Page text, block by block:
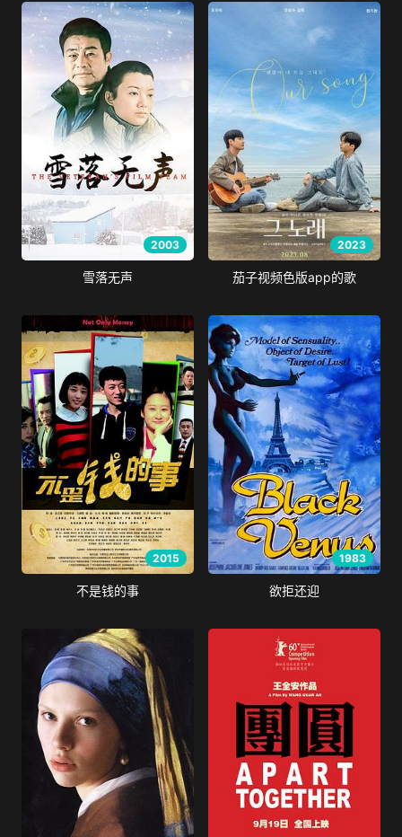
2003
雪落无声
2023
茄子视频色版app的歌
2015
不是钱的事
1983
欲拒还迎